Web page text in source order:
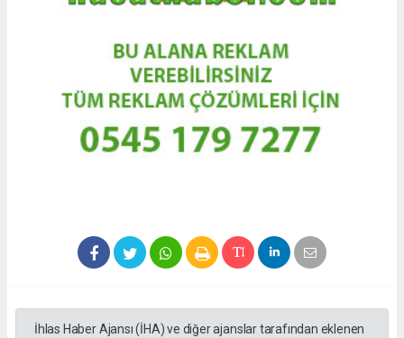
İhlas Haber Ajansı (İHA) ve diğer ajanslar tarafından eklenen